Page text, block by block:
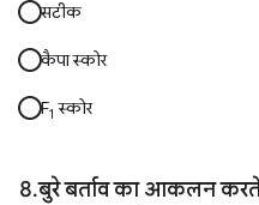
सटीक
कैपा स्कोर
F1 स्कोर
बुरे बर्ताव का आकलन